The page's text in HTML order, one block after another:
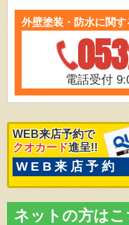
外壁塗装・防水に関
電話受付
WEB来店予約で
クオカード進呈!!
WEB来店予約
ネットの方はこ